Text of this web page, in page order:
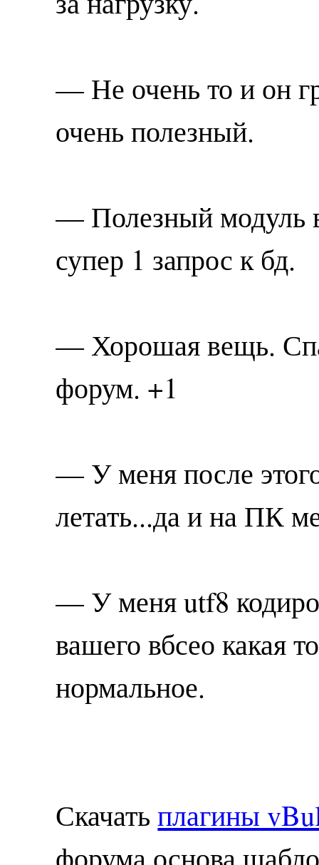
— Не очень то и он
очень полезный.
— Полезный модуль
супер 1 запрос к бд.
— Хорошая вещь.
форум. +1
— У меня после
летать...да и на ПК
— У меня utf8
вашего вбсео какая
нормальное.
Скачатьплагины
форума основа